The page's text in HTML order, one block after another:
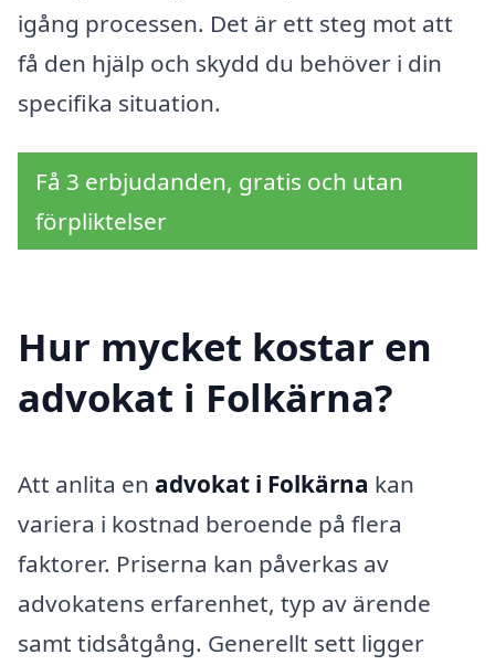
igång processen. Det är ett steg mot att
få den hjälp och skydd du behöver i din
specifika situation.
Få 3 erbjudanden, gratis och utan
förpliktelser
Hur mycket kostar en
advokat i Folkärna?
Att anlita en advokat i Folkärna kan
variera i kostnad beroende på flera
faktorer. Priserna kan påverkas av
advokatens erfarenhet, typ av ärende
samt tidsåtgång. Generellt sett ligger